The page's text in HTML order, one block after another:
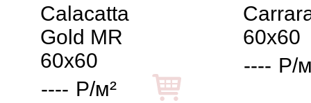
Calacatta
Gold MR
60x60
---- Р/м²
60x60
---- Р/